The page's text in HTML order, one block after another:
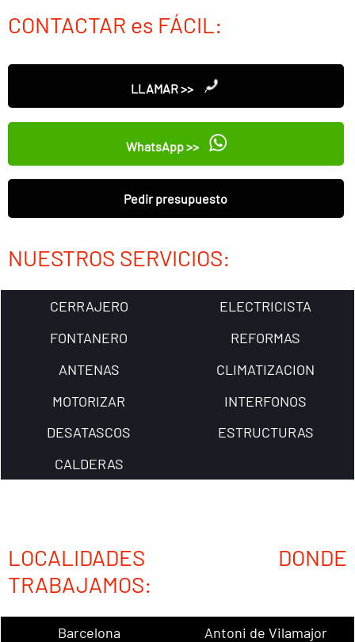
CONTACTAR es FÁCIL:
LLAMAR >>
WhatsApp >>
Pedir presupuesto
NUESTROS SERVICIOS:
CERRAJERO
ELECTRICISTA
FONTANERO
REFORMAS
ANTENAS
CLIMATIZACION
MOTORIZAR
INTERFONOS
DESATASCOS
ESTRUCTURAS
CALDERAS
LOCALIDADES DONDE
TRABAJAMOS:
Barcelona
Antoni de Vilamajor